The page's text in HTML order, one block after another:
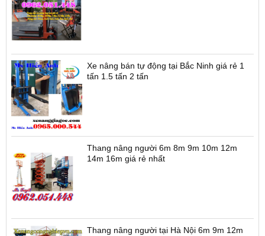
Xe nâng bán tự động tại Bắc Ninh giá rẻ 1
tấn 1.5 tấn 2 tấn
Thang nâng người 6m 8m 9m 10m 12m
14m 16m giá rẻ nhất
Thang nâng người tại Hà Nội 6m 9m 12m